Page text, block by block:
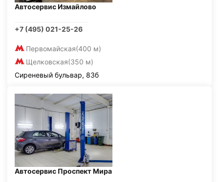
Автосервис Измайлово
+7 (495) 021-25-26
Первомайская(400 м)
Щелковская(350 м)
Сиреневый бульвар, 83б
Автосервис Проспект Мира